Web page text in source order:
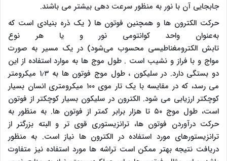
جابجایی آن با نور به منظور سرعت دهی بیشتر می باشند.
حرکت الکترون ها و همچنین فوتون ها ( یک ذره بنیادی است که
به‌عنوان واحد کوانتومی نور و یا هر نوع
تابش الکترومغناطیسی محسوب می‌شود) در یک مسیر به صورت
مواج و با فراز و نشیب است . طول موج ها به موارد استفاده از این
دو بستگی دارد. در سلیکون ، طول موج فوتون ها به ۱٫۳ میکرومتر
می رسد، که در مقایسه با یک تار موی ۱۰۰ میکرومتری انسان بسیار
کوچکتر ارزیابی می شود. الکترون در سلیکون بسیار کوچکتر از فوتون
است، طول موج ۵۰ تا هزار برابر کمتر از فوتون ها. به منظور به
حرکت درآوردن فوتون ها، ترانزیستوری قوی تر و البته بزرگتر از
ترانزیستورهای مورد استفاده در الکترون ها نیاز است. به منظور
دریافت نتیجه بهتر ممکن است تراشه ها مورد استفاده نیز متفاوت